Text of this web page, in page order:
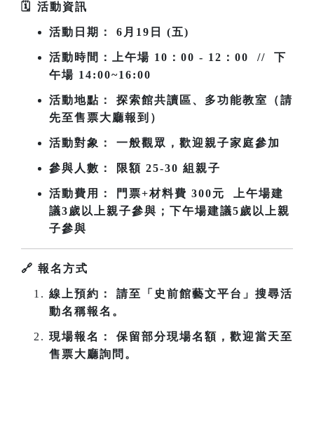
🗓 活動資訊
活動日期： 6 月19日 (五)
活動時間：上午場 10 ：00 - 12：00 // 下
午場 14:00~16:00
活動地點： 探索館共讀區、多功能教室（請
先至售票大廳報到）
活動對象： 一般觀眾，歡迎親子家庭參加
參與人數： 限額 25-30 組親子
活動費用： 門票+材料費 300元 上午場建
議3歲以上親子參與；下午場建議5歲以上親
子參與
🔗 報名方式
線上預約： 請至「史前館藝文平台」搜尋活
動名稱報名。
現場報名： 保留部分現場名額，歡迎當天至
售票大廳詢問。